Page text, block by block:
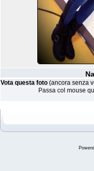
Vota questa foto (ancora senza
Passa col mouse